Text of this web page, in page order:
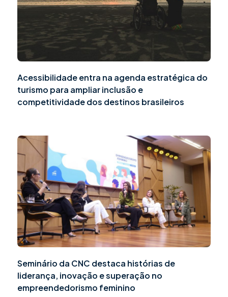
Acessibilidade entra na agenda estratégica do
turismo para ampliar inclusão e
competitividade dos destinos brasileiros
Seminário da CNC destaca histórias de
liderança, inovação e superação no
empreendedorismo feminino